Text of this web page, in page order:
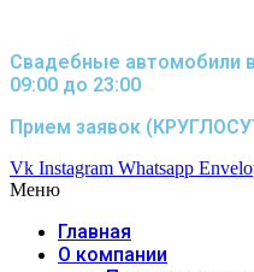
Свадебные автомобили
09:00 до 23:00
Прием заявок
Vk Instagram Whatsapp
Меню
Главная
О компании